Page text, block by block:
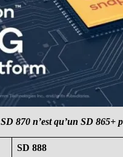
SD 870 n’est qu’un SD 865+
SD 888